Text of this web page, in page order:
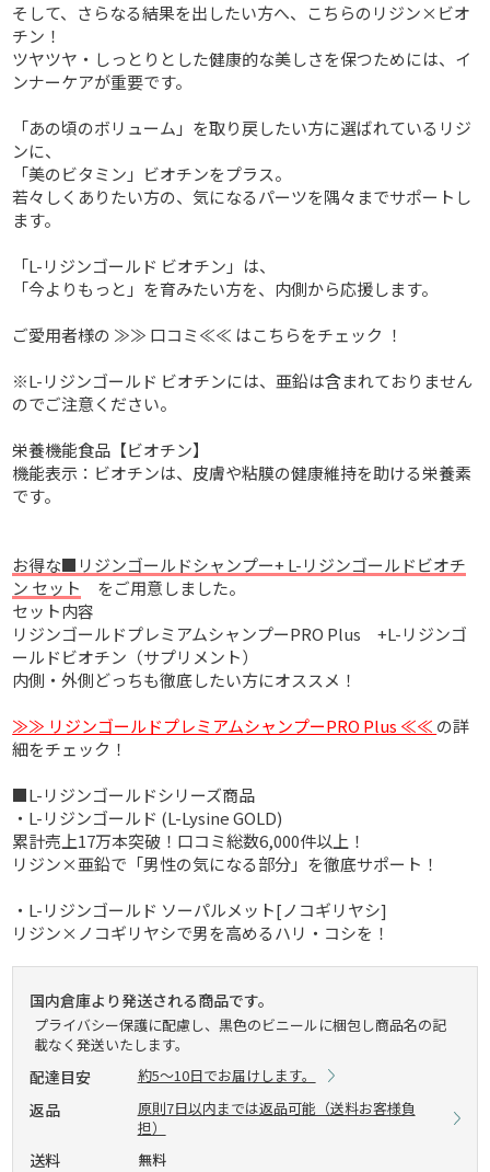
そして、さらなる結果を出したい方へ、こちらのリジン×ビオ
チン！
ツヤツヤ・しっとりとした健康的な美しさを保つためには、イ
ンナーケアが重要です。
「あの頃のボリューム」を取り戻したい方に選ばれているリジ
ンに、
「美のビタミン」ビオチンをプラス。
若々しくありたい方の、気になるパーツを隅々までサポートし
ます。
「L-リジンゴールド ビオチン」は、
「今よりもっと」を育みたい方を、内側から応援します。
ご愛用者様の ≫≫ 口コミ≪≪ はこちらをチェック ！
※L-リジンゴールド ビオチンには、亜鉛は含まれておりません
のでご注意ください。
栄養機能食品【ビオチン】
機能表示：ビオチンは、皮膚や粘膜の健康維持を助ける栄養素
です。
お得な■リジンゴールドシャンプー+ L-リジンゴールドビオチ
ン セット
をご用意しました。
セット内容
リジンゴールドプレミアムシャンプーPRO Plus +L-リジンゴ
ールドビオチン（サプリメント）
内側・外側どっちも徹底したい方にオススメ！
≫≫ リジンゴールドプレミアムシャンプーPRO Plus ≪≪ の詳
細をチェック！
■L-リジンゴールドシリーズ商品
・ L-リジンゴールド (L-Lysine GOLD)
累計売上17万本突破！口コミ総数6,000件以上！
リジン×亜鉛で「男性の気になる部分」を徹底サポート！
・ L-リジンゴールド ソーパルメット[ノコギリヤシ]
リジン×ノコギリヤシで男を高めるハリ・コシを！
国内倉庫より発送される商品です。
プライバシー保護に配慮し、黒色のビニールに梱包し商品名の記
載なく発送いたします。
配達目安 約5～10日でお届けします。
返品
原則7日以内までは返品可能（送料お客様負
担）
送料 無料